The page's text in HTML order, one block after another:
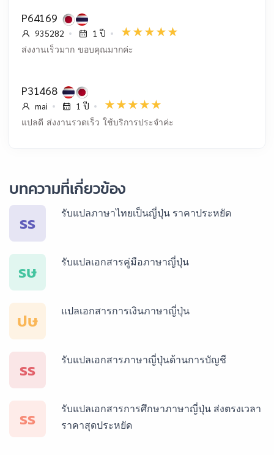
P64169
935282 1 ปี
ส่งงานเร็วมาก ขอบคุณมากค่ะ
P31468
mai 1 ปี
แปลดี ส่งงานรวดเร็ว ใช้บริการประจำค่ะ
บทความที่เกี่ยวข้อง
รร รับแปลภาษาไทยเป็นญี่ปุ่น ราคาประหยัด
รษ รับแปลเอกสารคู่มือภาษาญี่ปุ่น
ปษ แปลเอกสารการเงินภาษาญี่ปุ่น
รร รับแปลเอกสารภาษาญี่ปุ่นด้านการบัญชี
รร
รับแปลเอกสารการศึกษาภาษาญี่ปุ่น ส่งตรงเวลา
ราคาสุดประหยัด